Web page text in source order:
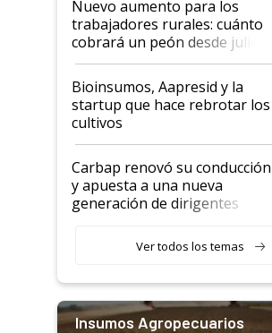
Nuevo aumento para los
trabajadores rurales: cuánto
cobrará un peón desde julio
Bioinsumos, Aapresid y la
startup que hace rebrotar los
cultivos
Carbap renovó su conducción
y apuesta a una nueva
generación de dirigentes
Ver todos los temas
Insumos Agropecuarios